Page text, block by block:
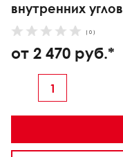
внутренних углов
( 0 )
от 2 470 руб.*